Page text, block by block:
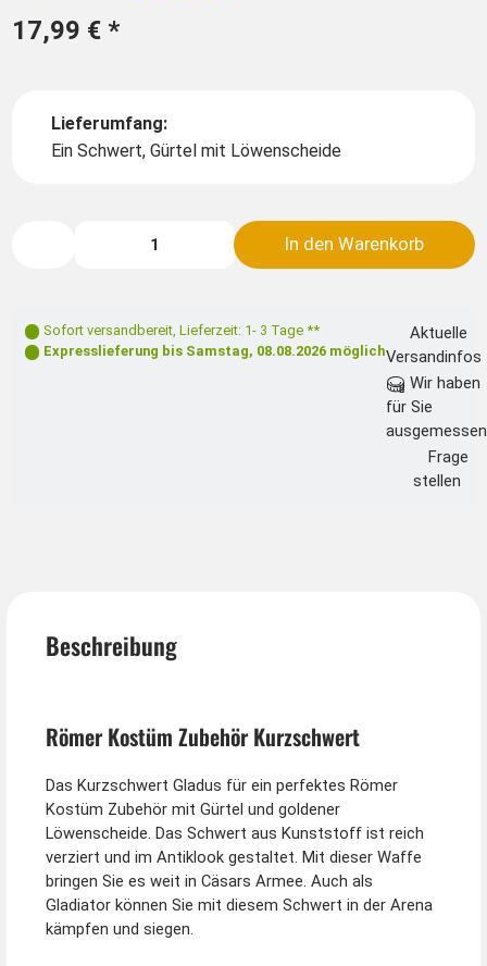
17,99 € *
Lieferumfang:
Ein Schwert, Gürtel mit Löwenscheide
In den Warenkorb
Sofort versandbereit, Lieferzeit: 1- 3 Tage **
Expresslieferung bis Samstag, 08.08.2026 möglich
Aktuelle
Versandinfos
für Sie
ausgemessen
Frage
stellen
Beschreibung
Römer Kostüm Zubehör Kurzschwert
Das Kurzschwert Gladus für ein perfektes Römer
Kostüm Zubehör mit Gürtel und goldener
Löwenscheide. Das Schwert aus Kunststoff ist reich
verziert und im Antiklook gestaltet. Mit dieser Waffe
bringen Sie es weit in Cäsars Armee. Auch als
Gladiator können Sie mit diesem Schwert in der Arena
kämpfen und siegen.